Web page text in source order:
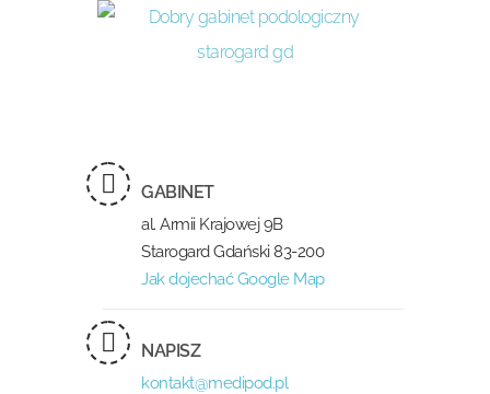
GABINET
al. Armii Krajowej 9B
Starogard Gdański 83-200
Jak dojechać Google Map
NAPISZ
kontakt@medipod.pl